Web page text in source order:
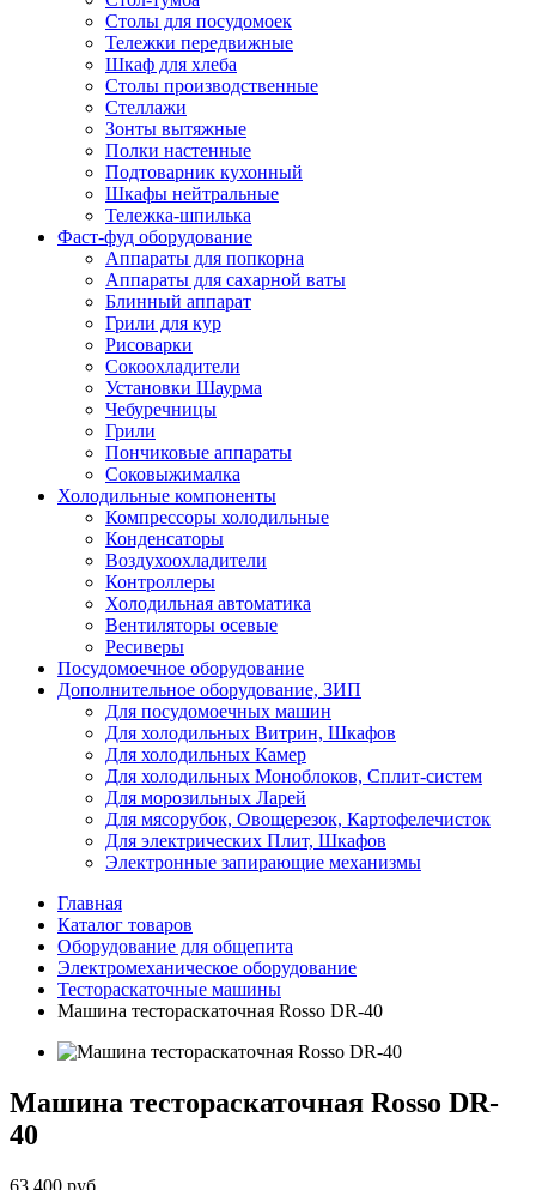
Столы для посудомоек
Тележки передвижные
Шкаф для хлеба
Столы производственные
Стеллажи
Зонты вытяжные
Полки настенные
Подтоварник кухонный
Шкафы нейтральные
Тележка-шпилька
Фаст-фуд оборудование
Аппараты для попкорна
Аппараты для сахарной ваты
Блинный аппарат
Грили для кур
Рисоварки
Сокоохладители
Установки Шаурма
Чебуречницы
Грили
Пончиковые аппараты
Соковыжималка
Холодильные компоненты
Компрессоры холодильные
Конденсаторы
Воздухоохладители
Контроллеры
Холодильная автоматика
Вентиляторы осевые
Ресиверы
Посудомоечное оборудование
Дополнительное оборудование, ЗИП
Для посудомоечных машин
Для холодильных Витрин, Шкафов
Для холодильных Камер
Для холодильных Моноблоков, Сплит-систем
Для морозильных Ларей
Для мясорубок, Овощерезок, Картофелечисток
Для электрических Плит, Шкафов
Электронные запирающие механизмы
Главная
Каталог товаров
Оборудование для общепита
Электромеханическое оборудование
Тестораскаточные машины
Машина тестораскаточная Rosso DR-40
Машина тестораскаточная Rosso DR-
40
63 400 руб.